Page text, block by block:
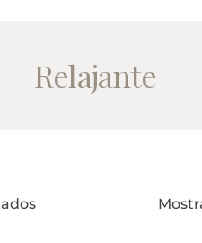
Relajante